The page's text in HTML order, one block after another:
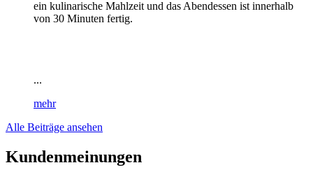
ein kulinarische Mahlzeit und das Abendessen ist innerhalb
von 30 Minuten fertig.
...
mehr
Alle Beiträge ansehen
Kundenmeinungen